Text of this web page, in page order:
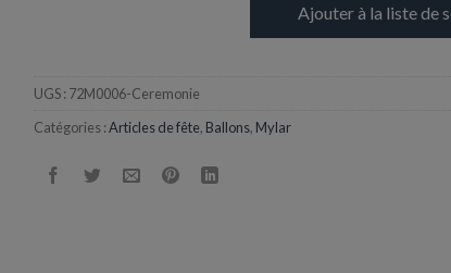
Ajouter à la liste de
UGS : 72M0006-Ceremonie
Catégories :Articles de fête, Ballons, Mylar